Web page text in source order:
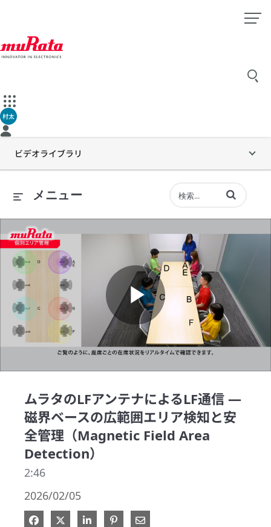
村太
ビデオライブラリ
メニュー 動画の検索語句
Play
Video
ムラタのLFアンテナによるLF通信 ―
磁界ベースの広範囲エリア検知と安
全管理（Magnetic Field Area
Detection）
2:46
2026/02/05
Facebook で共有
Xで共有する
LinkedIn で共有
Pinterest に投稿
電子メールで共有